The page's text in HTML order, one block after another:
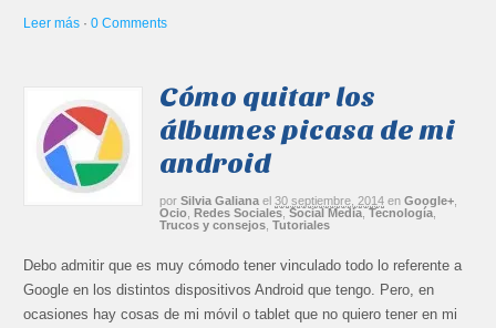
Leer más ·0 Comments
Cómo quitar los
álbumes picasa de mi
android
por Silvia Galiana el 30 septiembre, 2014 en Google+
Ocio ,Redes Sociales,Social Media,Tecnología
Trucos y consejos ,Tutoriales
Debo admitir que es muy cómodo tener vinculado todo lo referente a
Google en los distintos dispositivos Android que tengo. Pero, en
ocasiones hay cosas de mi móvil o tablet que no quiero tener en mi